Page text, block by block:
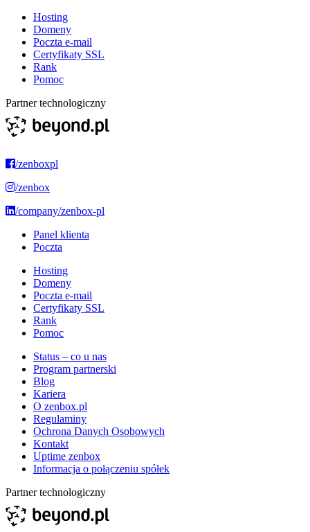
Hosting
Domeny
Poczta e-mail
Certyfikaty SSL
Rank
Pomoc
Partner technologiczny
/zenboxpl
/zenbox
/company/zenbox-pl
Panel klienta
Poczta
Hosting
Domeny
Poczta e-mail
Certyfikaty SSL
Rank
Pomoc
Status – co u nas
Program partnerski
Blog
Kariera
O zenbox.pl
Regulaminy
Ochrona Danych Osobowych
Kontakt
Uptime zenbox
Informacja o połączeniu spółek
Partner technologiczny